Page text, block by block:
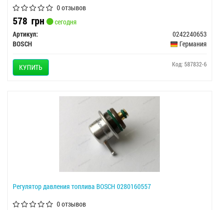
0 отзывов
578 грн
сегодня
Артикул:
0242240653
BOSCH
Германия
КУПИТЬ Код: 587832-6
Регулятор давления топлива BOSCH 0280160557
0 отзывов